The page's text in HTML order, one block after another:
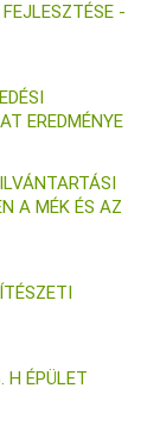
-
EREDMÉNYE
A MÉK ÉS AZ
H ÉPÜLET